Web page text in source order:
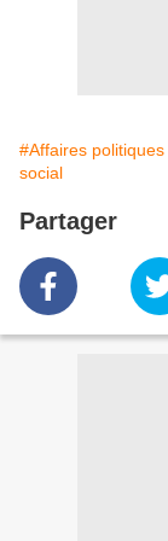
#Affaires politiques
social
Partager